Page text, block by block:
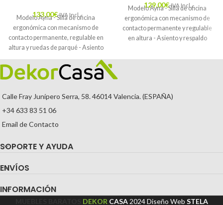
133,00€ IVA Incl.
Modelo Ayna - Silla de oficina
ergonómica con mecanismo de
contacto permanente, regulable en
altura y ruedas de parqué - Asiento
y respaldo tapizados en tejido BALI
color gris (BRAZOS REGULABLES
EN ALTURA)
129,00€ IVA Incl.
Modelo Ayna - Silla de oficina
ergonómica con mecanismo de
contacto permanente y regulable
en altura - Asiento y respaldo
marrón (BRAZOS REGULABLES EN
Calle Fray Junípero Serra, 58. 46014 Valencia. (ESPAÑA)
+34 633 83 51 06
Email de Contacto
SOPORTE Y AYUDA
ENVÍOS
INFORMACIÓN
DEKOR CASA 2024Diseño Web STELA